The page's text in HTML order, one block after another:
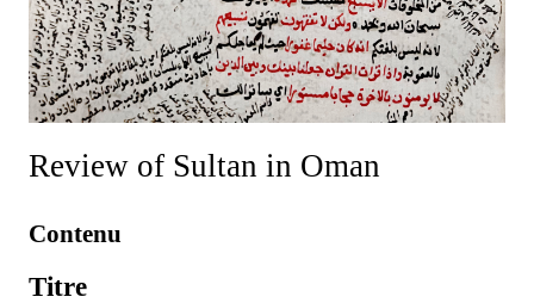
Review of Sultan in Oman
Contenu
Titre